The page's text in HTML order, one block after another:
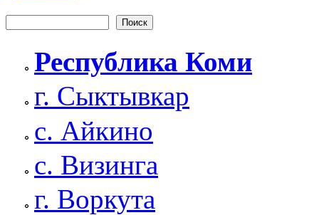
Форма поиска
Республика Коми
г. Сыктывкар
с. Айкино
с. Визинга
г. Воркута